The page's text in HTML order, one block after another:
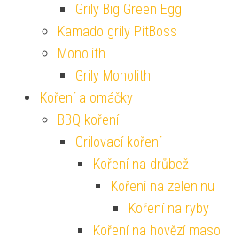
Grily Big Green Egg
Kamado grily PitBoss
Monolith
Grily Monolith
Koření a omáčky
BBQ koření
Grilovací koření
Koření na drůbež
Koření na zeleninu
Koření na ryby
Koření na hovězí maso